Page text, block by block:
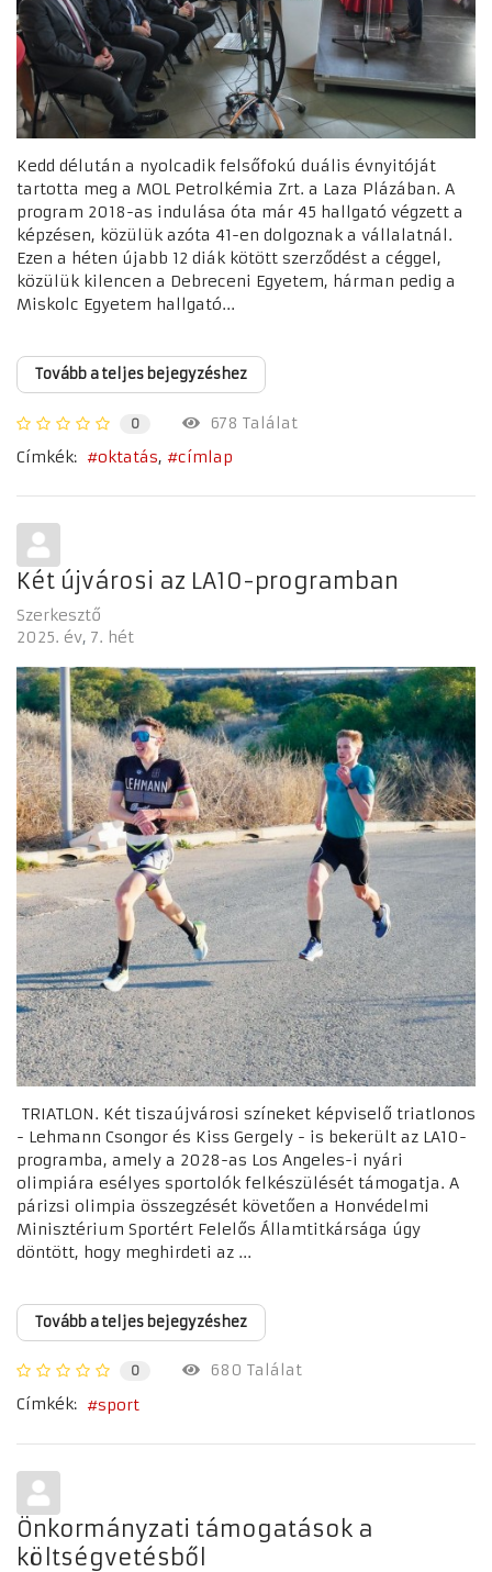
Kedd délután a nyolcadik felsőfokú duális évnyitóját
tartotta meg a MOL Petrolkémia Zrt. a Laza Plázában. A
program 2018-as indulása óta már 45 hallgató végzett a
képzésen, közülük azóta 41-en dolgoznak a vállalatnál.
Ezen a héten újabb 12 diák kötött szerződést a céggel,
közülük kilencen a Debreceni Egyetem, hárman pedig a
Miskolc Egyetem hallgató...
Tovább a teljes bejegyzéshez
0
678 Találat
Címkék:
oktatás címlap
Két újvárosi az LA10-programban
Szerkesztő
2025. év 7. hét
TRIATLON. Két tiszaújvárosi színeket képviselő triatlonos
- Lehmann Csongor és Kiss Gergely - is bekerült az LA10-
programba, amely a 2028-as Los Angeles-i nyári
olimpiára esélyes sportolók felkészülését támogatja. A
párizsi olimpia összegzését követően a Honvédelmi
Minisztérium Sportért Felelős Államtitkársága úgy
döntött, hogy meghirdeti az ...
Tovább a teljes bejegyzéshez
0
680 Találat
Címkék:
sport
Önkormányzati támogatások a
költségvetésből